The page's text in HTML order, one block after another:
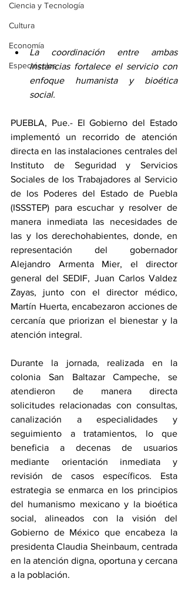
Ciencia y Tecnología
Cultura
Economía
Espectáculos
La coordinación entre ambas
instancias fortalece el servicio con
enfoque humanista y bioética
social.
PUEBLA, Pue.- El Gobierno del Estado
implementó un recorrido de atención
directa en las instalaciones centrales del
Instituto de Seguridad y Servicios
Sociales de los Trabajadores al Servicio
de los Poderes del Estado de Puebla
(ISSSTEP) para escuchar y resolver de
manera inmediata las necesidades de
las y los derechohabientes, donde, en
representación del gobernador
Alejandro Armenta Mier, el director
general del SEDIF, Juan Carlos Valdez
Zayas, junto con el director médico,
Martín Huerta, encabezaron acciones de
cercanía que priorizan el bienestar y la
atención integral.
Durante la jornada, realizada en la
colonia San Baltazar Campeche, se
atendieron de manera directa
solicitudes relacionadas con consultas,
canalización a especialidades y
seguimiento a tratamientos, lo que
beneficia a decenas de usuarios
mediante orientación inmediata y
revisión de casos específicos. Esta
estrategia se enmarca en los principios
del humanismo mexicano y la bioética
social, alineados con la visión del
Gobierno de México que encabeza la
presidenta Claudia Sheinbaum, centrada
en la atención digna, oportuna y cercana
a la población.